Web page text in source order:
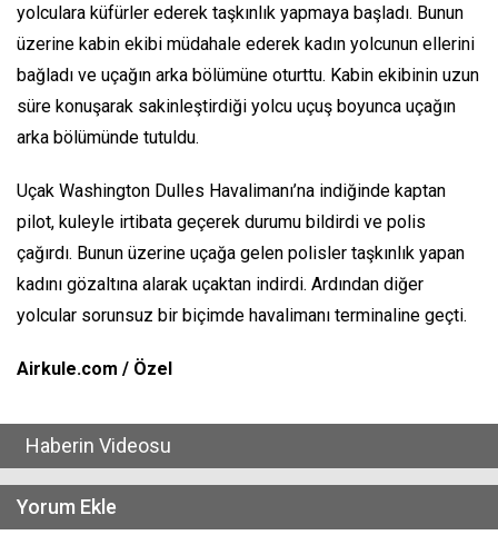
yolculara küfürler ederek taşkınlık yapmaya başladı. Bunun
üzerine kabin ekibi müdahale ederek kadın yolcunun ellerini
bağladı ve uçağın arka bölümüne oturttu. Kabin ekibinin uzun
süre konuşarak sakinleştirdiği yolcu uçuş boyunca uçağın
arka bölümünde tutuldu.
Uçak Washington Dulles Havalimanı’na indiğinde kaptan
pilot, kuleyle irtibata geçerek durumu bildirdi ve polis
çağırdı. Bunun üzerine uçağa gelen polisler taşkınlık yapan
kadını gözaltına alarak uçaktan indirdi. Ardından diğer
yolcular sorunsuz bir biçimde havalimanı terminaline geçti.
Airkule.com / Özel
Haberin Videosu
Yorum Ekle